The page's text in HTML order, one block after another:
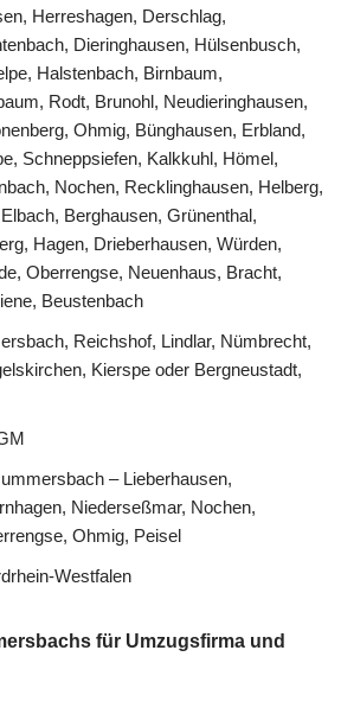
Herreshagen, Derschlag,
Dieringhausen, Hülsenbusch,
Halstenbach, Birnbaum,
Rodt, Brunohl, Neudieringhausen,
Ohmig, Bünghausen, Erbland,
Schneppsiefen, Kalkkuhl, Hömel,
Nochen, Recklinghausen, Helberg,
Berghausen, Grünenthal,
Hagen, Drieberhausen, Würden,
Oberrengse, Neuenhaus, Bracht,
Beustenbach
Reichshof, Lindlar, Nümbrecht,
Kierspe oder Bergneustadt,
– Lieberhausen,
Niederseßmar, Nochen,
Ohmig, Peisel
Westfalen
für Umzugsfirma und